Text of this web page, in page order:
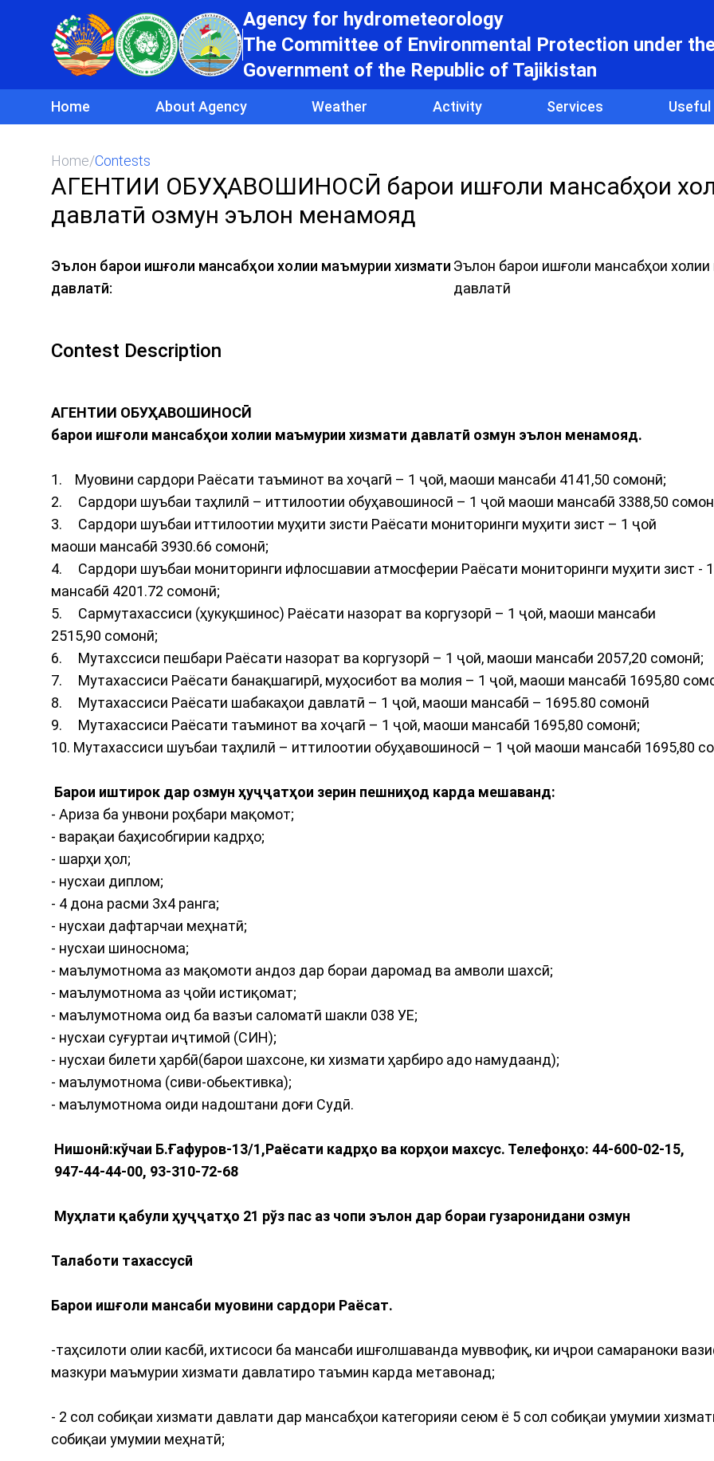
Agency for hydrometeorology
The Committee of Environmental Protection under
Government of the Republic of Tajikistan
Home About Agency Weather Activity Services
Home/Contests
АГЕНТИИ ОБУҲАВОШИНОСӢ барои ишғоли мансабҳои
давлатӣ озмун эълон менамояд
Эълон барои ишғоли мансабҳои холии маъмурии хизмати
давлатӣ:
Эълон барои ишғоли мансабҳои
давлатӣ
Contest Description
АГЕНТИИ ОБУҲАВОШИНОСӢ
барои ишғоли мансабҳои холии маъмурии хизмати давлатӣ озмун эълон менамояд.
1. Муовини сардори Раёсати таъминот ва хоҷагӣ – 1 ҷой, маоши мансаби 4141,50 сомонӣ;
2. Сардори шуъбаи таҳлилӣ – иттилоотии обуҳавошиносӣ – 1 ҷой маоши мансабӣ 3388,50
3. Сардори шуъбаи иттилоотии муҳити зисти Раёсати мониторинги муҳити зист – 1 ҷой
маоши мансабӣ 3930.66 сомонӣ;
4. Сардори шуъбаи мониторинги ифлосшавии атмосферии Раёсати мониторинги муҳити зист -
мансабӣ 4201.72 сомонӣ;
5. Сармутахассиси (ҳукуқшинос) Раёсати назорат ва коргузорӣ – 1 ҷой, маоши мансаби
2515,90 сомонӣ;
6. Мутахссиси пешбари Раёсати назорат ва коргузорӣ – 1 ҷой, маоши мансаби 2057,20
7. Мутахассиси Раёсати банақшагирӣ, муҳосибот ва молия – 1 ҷой, маоши мансабӣ 1695,80
8. Мутахассиси Раёсати шабакаҳои давлатӣ – 1 ҷой, маоши мансабӣ – 1695.80 сомонӣ
9. Мутахассиси Раёсати таъминот ва хоҷагӣ – 1 ҷой, маоши мансабӣ 1695,80 сомонӣ;
10. Мутахассиси шуъбаи таҳлилӣ – иттилоотии обуҳавошиносӣ – 1 ҷой маоши мансабӣ 1695,80
Барои иштирок дар озмун ҳуҷҷатҳои зерин пешниҳод карда мешаванд:
- Ариза ба унвони роҳбари мақомот;
- варақаи баҳисобгирии кадрҳо;
- шарҳи ҳол;
- нусхаи диплом;
- 4 дона расми 3х4 ранга;
- нусхаи дафтарчаи меҳнатӣ;
- нусхаи шиноснома;
- маълумотнома аз мақомоти андоз дар бораи даромад ва амволи шахсӣ;
- маълумотнома аз ҷойи истиқомат;
- маълумотнома оид ба вазъи саломатӣ шакли 038 УЕ;
- нусхаи суғуртаи иҷтимоӣ (СИН);
- нусхаи билети ҳарбӣ(барои шахсоне, ки хизмати ҳарбиро адо намудаанд);
- маълумотнома (сиви-обьективка);
- маълумотнома оиди надоштани доғи Судӣ.
Нишонӣ:кўчаи Б.Ғафуров-13/1,Раёсати кадрҳо ва корҳои махсус. Телефонҳо: 44-600-02-15,
947-44-44-00, 93-310-72-68
Муҳлати қабули ҳуҷҷатҳо 21 рўз пас аз чопи эълон дар бораи гузаронидани озмун
Талаботи тахассусӣ
Барои ишғоли мансаби муовини сардори Раёсат.
-таҳсилоти олии касбӣ, ихтисоси ба мансаби ишғолшаванда муввофиқ, ки иҷрои самараноки
мазкури маъмурии хизмати давлатиро таъмин карда метавонад;
- 2 сол собиқаи хизмати давлати дар мансабҳои категорияи сеюм ё 5 сол собиқаи умумии
собиқаи умумии меҳнатӣ;